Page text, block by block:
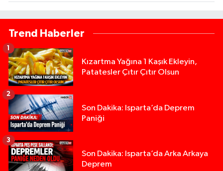
Trend Haberler
Kızartma Yağına 1 Kaşık Ekleyin,
Patatesler Çıtır Çıtır Olsun
1
Son Dakika: Isparta’da Deprem
Paniği
2
Son Dakika: Isparta’da Arka Arkaya
Deprem
3